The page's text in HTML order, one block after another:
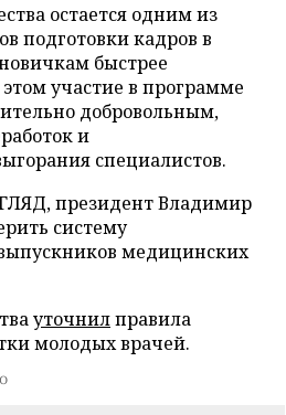
остается одним из
подготовки кадров в
быстрее
участие в программе
добровольным,
и
специалистов.
президент Владимир
систему
медицинских
уточнилправила
молодых врачей.